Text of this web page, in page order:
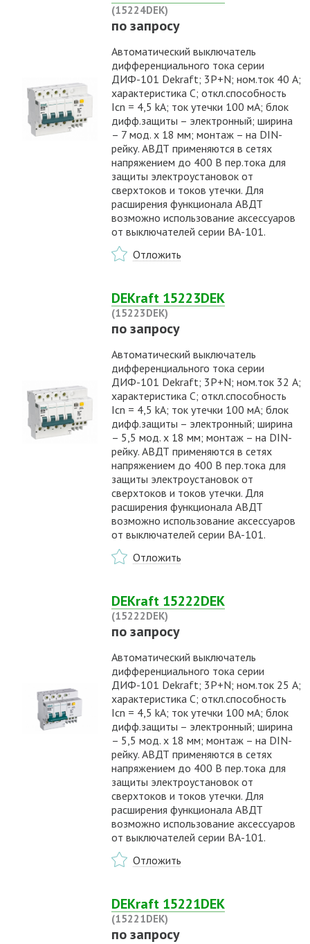
(15224DEK)
по запросу
Автоматический выключатель
дифференциального тока серии
ДИФ-101 Dekraft; 3P+N; ном.ток 40 А;
характеристика C; откл.способность
Icn = 4,5 kA; ток утечки 100 мА; блок
дифф.защиты – электронный; ширина
– 7 мод. х 18 мм; монтаж – на DIN-
рейку. АВДТ применяются в сетях
напряжением до 400 В пер.тока для
защиты электроустановок от
сверхтоков и токов утечки. Для
расширения функционала АВДТ
возможно использование аксессуаров
от выключателей серии ВА-101.
Отложить
DEKraft 15223DEK
(15223DEK)
по запросу
Автоматический выключатель
дифференциального тока серии
ДИФ-101 Dekraft; 3P+N; ном.ток 32 А;
характеристика C; откл.способность
Icn = 4,5 kA; ток утечки 100 мА; блок
дифф.защиты – электронный; ширина
– 5,5 мод. х 18 мм; монтаж – на DIN-
рейку. АВДТ применяются в сетях
напряжением до 400 В пер.тока для
защиты электроустановок от
сверхтоков и токов утечки. Для
расширения функционала АВДТ
возможно использование аксессуаров
от выключателей серии ВА-101.
Отложить
DEKraft 15222DEK
(15222DEK)
по запросу
Автоматический выключатель
дифференциального тока серии
ДИФ-101 Dekraft; 3P+N; ном.ток 25 А;
характеристика C; откл.способность
Icn = 4,5 kA; ток утечки 100 мА; блок
дифф.защиты – электронный; ширина
– 5,5 мод. х 18 мм; монтаж – на DIN-
рейку. АВДТ применяются в сетях
напряжением до 400 В пер.тока для
защиты электроустановок от
сверхтоков и токов утечки. Для
расширения функционала АВДТ
возможно использование аксессуаров
от выключателей серии ВА-101.
Отложить
DEKraft 15221DEK
(15221DEK)
по запросу